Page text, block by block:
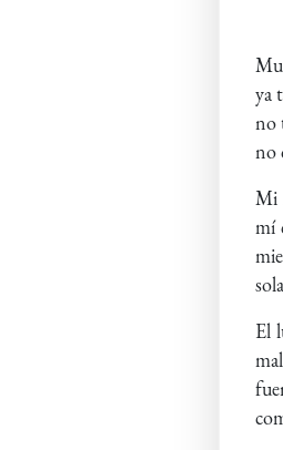
ya
no
no
Mi
mí
El